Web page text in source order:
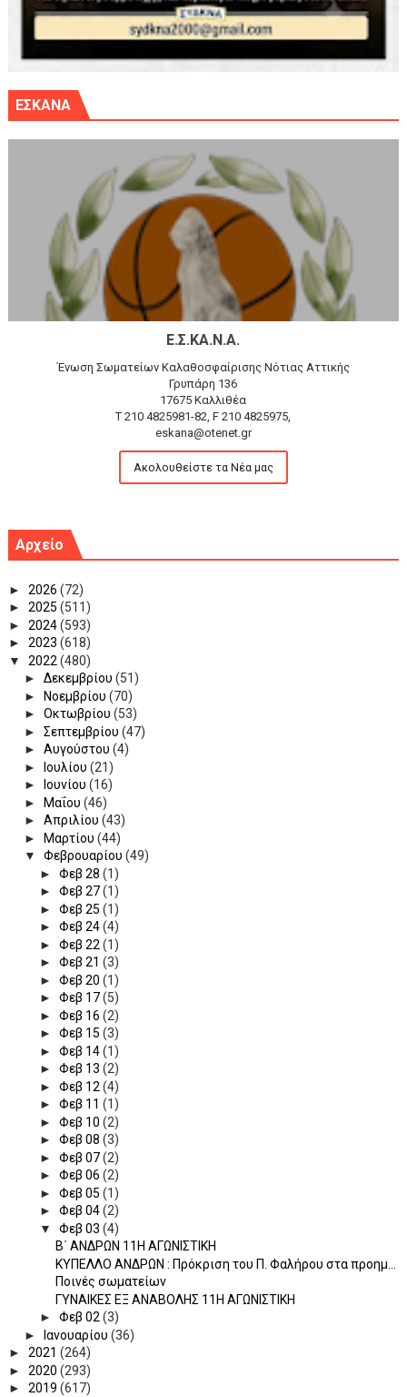
ΕΣΚΑΝΑ
Ε.Σ.ΚΑ.Ν.Α.
Ένωση Σωματείων Καλαθοσφαίρισης Νότιας Αττικής
Γρυπάρη 136
17675 Καλλιθέα
T 210 4825981-82, F 210 4825975,
eskana@otenet.gr
Ακολουθείστε τα Νέα μας
Αρχείο
► 2026 (72)
► 2025 (511)
► 2024(593)
► 2023 (618)
▼ 2022 (480)
► Δεκεμβρίου (51)
►
Νοεμβρίου (70)
► Οκτωβρίου (53)
► Σεπτεμβρίου (47)
► Αυγούστου (4)
►
Ιουλίου (21)
►
Ιουνίου (16)
►
Μαΐου (46)
► Απριλίου (43)
►
Μαρτίου (44)
▼ Φεβρουαρίου (49)
► Φεβ 28 (1)
► Φεβ 27(1)
► Φεβ 25 (1)
► Φεβ 24(4)
► Φεβ 22 (1)
► Φεβ 21 (3)
► Φεβ 20 (1)
► Φεβ 17(5)
► Φεβ 16 (2)
► Φεβ 15 (3)
► Φεβ 14(1)
► Φεβ 13 (2)
► Φεβ 12 (4)
► Φεβ 11 (1)
► Φεβ 10 (2)
► Φεβ 08 (3)
► Φεβ 07(2)
► Φεβ 06 (2)
► Φεβ 05 (1)
► Φεβ 04(2)
▼ Φεβ 03 (4)
Β΄ ΑΝΔΡΩΝ 11Η ΑΓΩΝΙΣΤΙΚΗ
ΚΥΠΕΛΛΟ ΑΝΔΡΩΝ : Πρόκριση του Π. Φαλήρου στα προημ...
Ποινές σωματείων
ΓΥΝΑΙΚΕΣ ΕΞ ΑΝΑΒΟΛΗΣ 11Η ΑΓΩΝΙΣΤΙΚΗ
► Φεβ 02(3)
►
Ιανουαρίου (36)
► 2021 (264)
► 2020 (293)
► 2019 (617)